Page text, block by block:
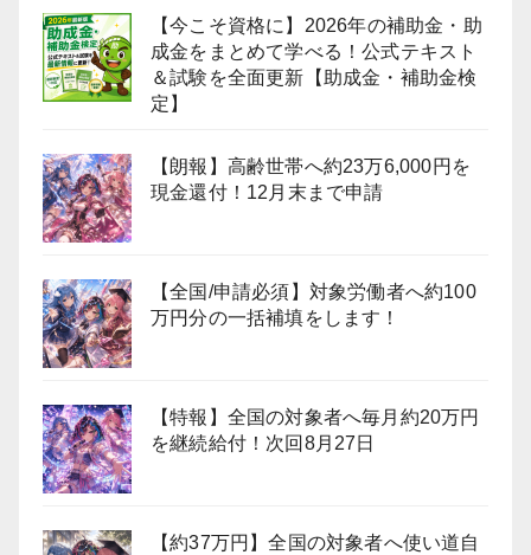
【今こそ資格に】2026年の補助金・助
成金をまとめて学べる！公式テキスト
＆試験を全面更新【助成金・補助金検
定】
【朗報】高齢世帯へ約23万6,000円を
現金還付！12月末まで申請
【全国/申請必須】対象労働者へ約100
万円分の一括補填をします！
【特報】全国の対象者へ毎月約20万円
を継続給付！次回8月27日
【約37万円】全国の対象者へ使い道自